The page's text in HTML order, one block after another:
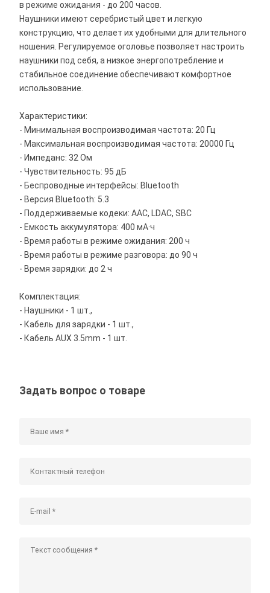
в режиме ожидания - до 200 часов.
Наушники имеют серебристый цвет и легкую
конструкцию, что делает их удобными для длительного
ношения. Регулируемое оголовье позволяет настроить
наушники под себя, а низкое энергопотребление и
стабильное соединение обеспечивают комфортное
использование.
Характеристики:
- Минимальная воспроизводимая частота: 20 Гц
- Максимальная воспроизводимая частота: 20000 Гц
- Импеданс: 32 Ом
- Чувствительность: 95 дБ
- Беспроводные интерфейсы: Bluetooth
- Версия Bluetooth: 5.3
- Поддерживаемые кодеки: AAC, LDAC, SBC
- Емкость аккумулятора: 400 мА·ч
- Время работы в режиме ожидания: 200 ч
- Время работы в режиме разговора: до 90 ч
- Время зарядки: до 2 ч
Комплектация:
- Наушники - 1 шт.,
- Кабель для зарядки - 1 шт.,
- Кабель AUX 3.5mm - 1 шт.
Задать вопрос о товаре